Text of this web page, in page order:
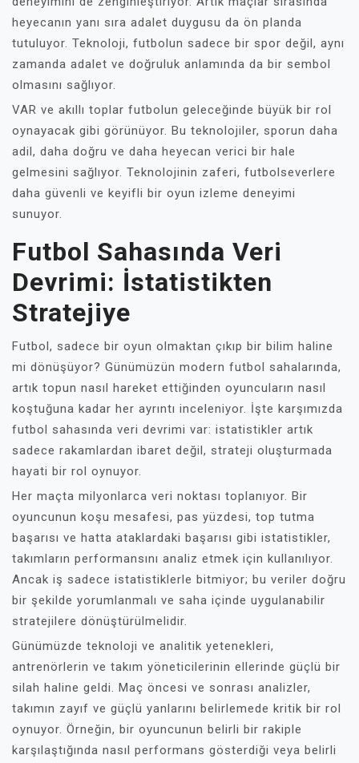
heyecanın yanı sıra adalet duygusu da ön planda
tutuluyor. Teknoloji, futbolun sadece bir spor değil, aynı
zamanda adalet ve doğruluk anlamında da bir sembol
olmasını sağlıyor.
VAR ve akıllı toplar futbolun geleceğinde büyük bir rol
oynayacak gibi görünüyor. Bu teknolojiler, sporun daha
adil, daha doğru ve daha heyecan verici bir hale
gelmesini sağlıyor. Teknolojinin zaferi, futbolseverlere
daha güvenli ve keyifli bir oyun izleme deneyimi
sunuyor.
Futbol Sahasında Veri
Devrimi: İstatistikten
Stratejiye
Futbol, sadece bir oyun olmaktan çıkıp bir bilim haline
mi dönüşüyor? Günümüzün modern futbol sahalarında,
artık topun nasıl hareket ettiğinden oyuncuların nasıl
koştuğuna kadar her ayrıntı inceleniyor. İşte karşımızda
futbol sahasında veri devrimi var: istatistikler artık
sadece rakamlardan ibaret değil, strateji oluşturmada
hayati bir rol oynuyor.
Her maçta milyonlarca veri noktası toplanıyor. Bir
oyuncunun koşu mesafesi, pas yüzdesi, top tutma
başarısı ve hatta ataklardaki başarısı gibi istatistikler,
takımların performansını analiz etmek için kullanılıyor.
Ancak iş sadece istatistiklerle bitmiyor; bu veriler doğru
bir şekilde yorumlanmalı ve saha içinde uygulanabilir
stratejilere dönüştürülmelidir.
Günümüzde teknoloji ve analitik yetenekleri,
antrenörlerin ve takım yöneticilerinin ellerinde güçlü bir
silah haline geldi. Maç öncesi ve sonrası analizler,
takımın zayıf ve güçlü yanlarını belirlemede kritik bir rol
oynuyor. Örneğin, bir oyuncunun belirli bir rakiple
karşılaştığında nasıl performans gösterdiği veya belirli